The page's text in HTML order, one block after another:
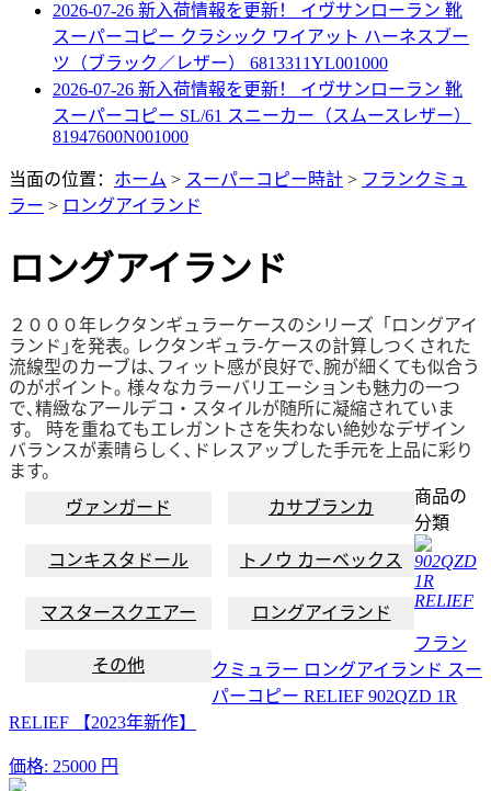
2026-07-26 新入荷情報を更新！ イヴサンローラン 靴
スーパーコピー クラシック ワイアット ハーネスブー
ツ（ブラック／レザー） 6813311YL001000
2026-07-26 新入荷情報を更新！ イヴサンローラン 靴
スーパーコピー SL/61 スニーカー（スムースレザー）
81947600N001000
当面の位置： ホーム > スーパーコピー時計 > フランクミュ
ラー > ロングアイランド
ロングアイランド
２０００年レクタンギュラーケースのシリーズ「ロングアイ
ランド｣を発表｡ レクタンギュラ-ケースの計算しつくされた
流線型のカーブは､フィット感が良好で､腕が細くても似合う
のがポイント｡ 様々なカラーバリエーションも魅力の一つ
で､精緻なアールデコ・スタイルが随所に凝縮されていま
す。 時を重ねてもエレガントさを失わない絶妙なデザイン
バランスが素晴らしく､ドレスアップした手元を上品に彩り
ます。
ヴァンガード
カサブランカ
コンキスタドール トノウ カーベックス
マスタースクエアー ロングアイランド
その他
商品の
分類
902QZD
1R
RELIEF
フラン
クミュラー ロングアイランド スー
パーコピー RELIEF 902QZD 1R
RELIEF 【2023年新作】
価格: 25000 円